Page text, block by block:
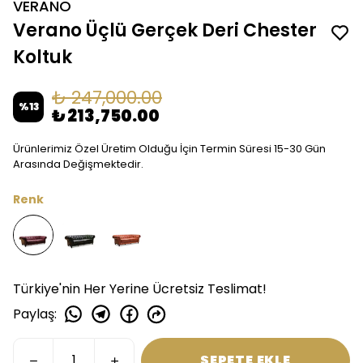
VERANO
Verano Üçlü Gerçek Deri Chester
Koltuk
%13 ₺ 247,000.00
₺ 213,750.00
Ürünlerimiz Özel Üretim Olduğu İçin Termin Süresi 15-30 Gün
Arasında Değişmektedir.
Renk
Türkiye'nin Her Yerine Ücretsiz Teslimat!
Paylaş: